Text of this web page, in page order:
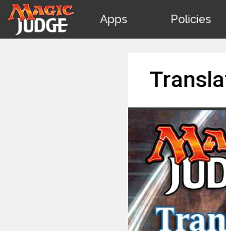
Apps Policies